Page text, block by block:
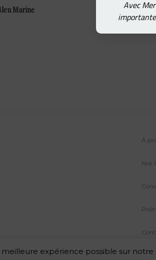
Marine
À
Nos
meilleure expérience possible sur
Avec